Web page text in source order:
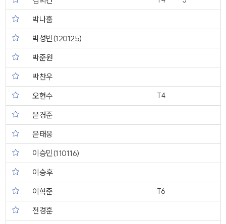
박나훔
박성빈(120125)
박준원
박찬우
오현수
T4
윤경준
윤태웅
이승민(110116)
이승후
이혁준
T6
전경훈